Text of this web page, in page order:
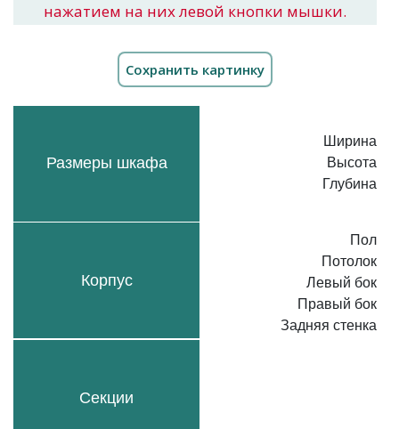
нажатием на них левой кнопки мышки.
Размеры шкафа
Корпус
Секции
Ширина
Высота
Глубина
Пол
Потолок
Левый бок
Правый бок
Задняя стенка